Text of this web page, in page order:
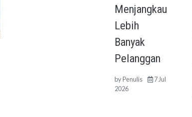
Menjangkau
Lebih
Banyak
Pelanggan
byPenulis
7 Jul
2026